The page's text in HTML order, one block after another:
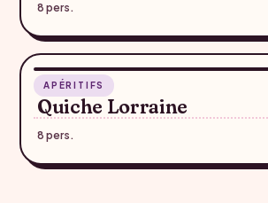
8 pers.
APÉRITIFS
Quiche Lorraine
8 pers.